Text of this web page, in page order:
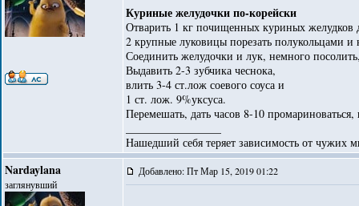
Куриные желудочки по-корейски
Отварить 1 кг почищенных куриных желудков
2 крупные луковицы порезать полукольцами и
Соединить желудочки и лук, немного
Выдавить 2-3 зубчика чеснока,
влить 3-4 ст.лож соевого соуса и
1 ст. лож. 9%уксуса.
Перемешать, дать часов 8-10
Нашедший себя теряет зависимость от чужих
Nardaylana
заглянувший
Добавлено: Пт Мар 15, 2019 01:22